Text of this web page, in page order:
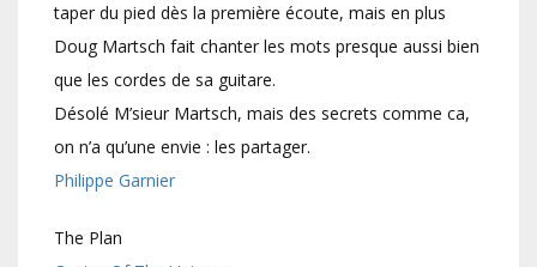
taper du pied dès la première écoute, mais en plus
Doug Martsch fait chanter les mots presque aussi bien
que les cordes de sa guitare.
Désolé M’sieur Martsch, mais des secrets comme ca,
on n’a qu’une envie : les partager.
Philippe Garnier
The Plan